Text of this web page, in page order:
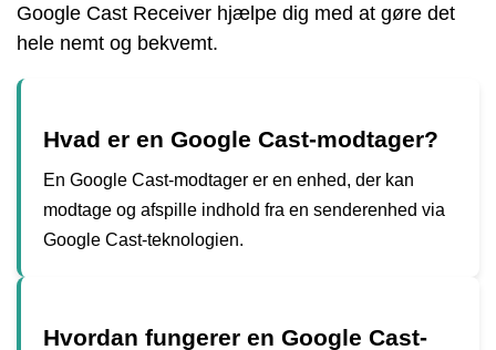
Google Cast Receiver hjælpe dig med at gøre det
hele nemt og bekvemt.
Hvad er en Google Cast-modtager?
En Google Cast-modtager er en enhed, der kan
modtage og afspille indhold fra en senderenhed via
Google Cast-teknologien.
Hvordan fungerer en Google Cast-